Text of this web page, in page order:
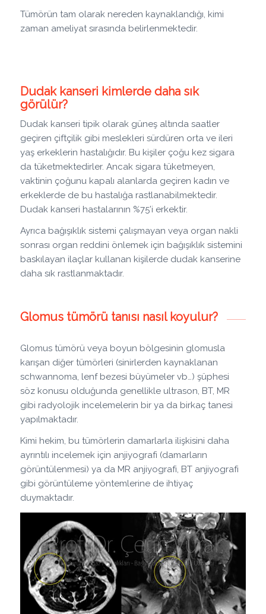
Tümörün tam olarak nereden kaynaklandığı, kimi
zaman ameliyat sırasında belirlenmektedir.
Dudak kanseri kimlerde daha sık
görülür?
Dudak kanseri tipik olarak güneş altında saatler
geçiren çiftçilik gibi meslekleri sürdüren orta ve ileri
yaş erkeklerin hastalığıdır. Bu kişiler çoğu kez sigara
da tüketmektedirler. Ancak sigara tüketmeyen,
vaktinin çoğunu kapalı alanlarda geçiren kadın ve
erkeklerde de bu hastalığa rastlanabilmektedir.
Dudak kanseri hastalarının %75’i erkektir.
Ayrıca bağışıklık sistemi çalışmayan veya organ nakli
sonrası organ reddini önlemek için bağışıklık sistemini
baskılayan ilaçlar kullanan kişilerde dudak kanserine
daha sık rastlanmaktadır.
Glomus tümörü tanısı nasıl koyulur?
Glomus tümörü veya boyun bölgesinin glomusla
karışan diğer tümörleri (sinirlerden kaynaklanan
schwannoma, lenf bezesi büyümeler vb…) şüphesi
söz konusu olduğunda genellikle ultrason, BT, MR
gibi radyolojik incelemelerin bir ya da birkaç tanesi
yapılmaktadır.
Kimi hekim, bu tümörlerin damarlarla ilişkisini daha
ayrıntılı incelemek için anjiyografi (damarların
görüntülenmesi) ya da MR anjiyografi, BT anjiyografi
gibi görüntüleme yöntemlerine de ihtiyaç
duymaktadır.